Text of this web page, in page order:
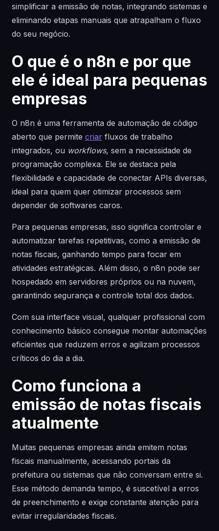
simplificar a emissão de notas, integrando sistemas e
eliminando etapas manuais que atrapalham o fluxo
do seu negócio.
O que é o n8n e por que
ele é ideal para pequenas
empresas
O n8n é uma ferramenta de automação de código
aberto que permite criar fluxos de trabalho
integrados, ou workflows, sem a necessidade de
programação complexa. Ele se destaca pela
flexibilidade e capacidade de conectar APIs diversas,
ideal para quem quer otimizar processos sem
depender de softwares caros.
Para pequenas empresas, isso significa controlar e
automatizar tarefas repetitivas, como a emissão de
notas fiscais, ganhando tempo para focar em
atividades estratégicas. Além disso, o n8n pode ser
hospedado em servidores próprios ou na nuvem,
garantindo segurança e controle total dos dados.
Com sua interface visual, qualquer profissional com
conhecimento básico consegue montar automações
eficientes que reduzem erros e agilizam processos
críticos do dia a dia.
Como funciona a
emissão de notas fiscais
atualmente
Muitas pequenas empresas ainda emitem notas
fiscais manualmente, acessando portais da
prefeitura ou sistemas que não conversam entre si.
Esse método demanda tempo, é suscetível a erros
de preenchimento e exige constante atenção para
evitar irregularidades fiscais.